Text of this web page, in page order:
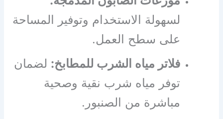
لسهولة الاستخدام وتوفير المساحة
على سطح العمل.
فلاتر مياه الشرب للمطابخ: لضمان
توفر مياه شرب نقية وصحية
مباشرة من الصنبور.